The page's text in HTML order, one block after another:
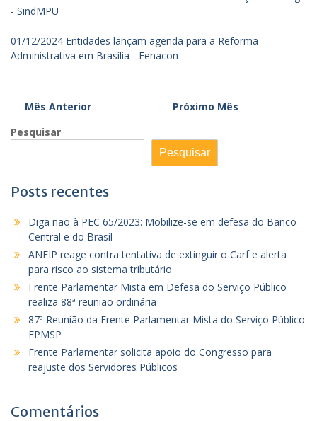
- SindMPU
01/12/2024 Entidades lançam agenda para a Reforma
Administrativa em Brasília - Fenacon
Mês Anterior
Próximo Mês
Pesquisar
Pesquisar
Posts recentes
Diga não à PEC 65/2023: Mobilize-se em defesa do Banco
Central e do Brasil
ANFIP reage contra tentativa de extinguir o Carf e alerta
para risco ao sistema tributário
Frente Parlamentar Mista em Defesa do Serviço Público
realiza 88ª reunião ordinária
87ª Reunião da Frente Parlamentar Mista do Serviço Público
FPMSP
Frente Parlamentar solicita apoio do Congresso para
reajuste dos Servidores Públicos
Comentários